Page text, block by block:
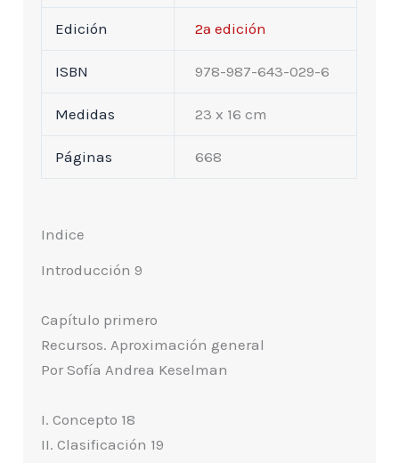
Edición 2ª edición
ISBN 978-987-643-029-6
Medidas 23 x 16 cm
Páginas 668
Indice
Introducción 9
Capítulo primero
Recursos. Aproximación general
Por Sofía Andrea Keselman
I. Concepto 18
II. Clasificación 19